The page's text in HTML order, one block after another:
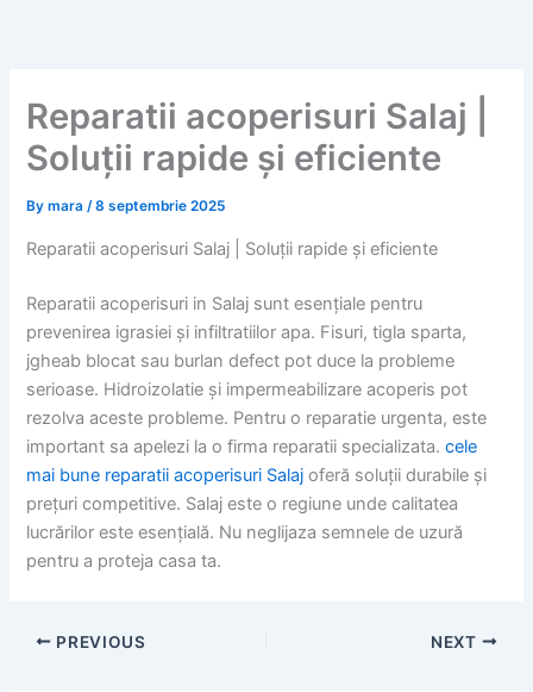
Reparatii acoperisuri Salaj |
Soluții rapide și eficiente
Bymara/8 septembrie 2025
Reparatii acoperisuri Salaj | Soluții rapide și eficiente
Reparatii acoperisuri in Salaj sunt esențiale pentru
prevenirea igrasiei și infiltratiilor apa. Fisuri, tigla sparta,
jgheab blocat sau burlan defect pot duce la probleme
serioase. Hidroizolatie și impermeabilizare acoperis pot
rezolva aceste probleme. Pentru o reparatie urgenta, este
important sa apelezi la o firma reparatii specializata.cele
mai bune reparatii acoperisuri Salaj oferă soluții durabile și
prețuri competitive. Salaj este o regiune unde calitatea
lucrărilor este esențială. Nu neglijaza semnele de uzură
pentru a proteja casa ta.
PREVIOUS NEXT